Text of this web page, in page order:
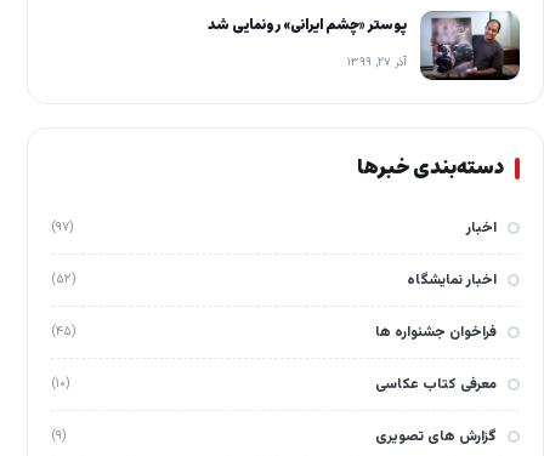
پوستر «چشم ایرانی» رونمایی شد
آذر ۲۷, ۱۳۹۹
دسته‌بندی خبرها
اخبار (۹۷)
اخبار نمایشگاه (۵۲)
فراخوان جشنواره ها (۴۵)
معرفی کتاب عکاسی (۱۰)
گزارش های تصویری (۹)